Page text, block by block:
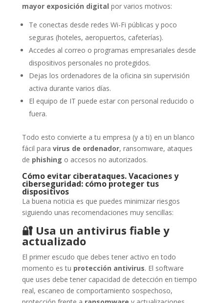
mayor exposición digital por varios motivos:
Te conectas desde redes Wi-Fi públicas y poco
seguras (hoteles, aeropuertos, cafeterías).
Accedes al correo o programas empresariales desde
dispositivos personales no protegidos.
Dejas los ordenadores de la oficina sin supervisión
activa durante varios días.
El equipo de IT puede estar con personal reducido o
fuera.
Todo esto convierte a tu empresa (y a ti) en un blanco
fácil para virus de ordenador, ransomware, ataques
de phishing o accesos no autorizados.
Cómo evitar ciberataques. Vacaciones y
ciberseguridad: cómo proteger tus
dispositivos
La buena noticia es que puedes minimizar riesgos
siguiendo unas recomendaciones muy sencillas:
🔐Usa un antivirus fiable y
actualizado
El primer escudo que debes tener activo en todo
momento es tu protección antivirus. El software
que uses debe tener capacidad de detección en tiempo
real, escaneo de comportamiento sospechoso,